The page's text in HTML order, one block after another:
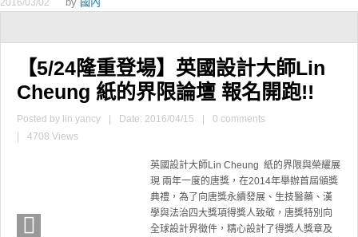
2016/03/02
【5/24隆重登場】英國設計大師Lin
Cheung 紙的界限論壇 報名開跑!!
Posted by lin yancy Date: 2016/04/15
0 comments
4708 Views
英國設計大師Lin Cheung 紙的界限與榮耀展
現 兩年一度的唐獎，在2014年舉辦首屆頒獎
典禮，為了向唐獎永續發展、生技醫藥、漢
學與法治四大獎項得獎人致敬，唐獎特別向
全球設計界徵件，精心設計了得獎人獎章及